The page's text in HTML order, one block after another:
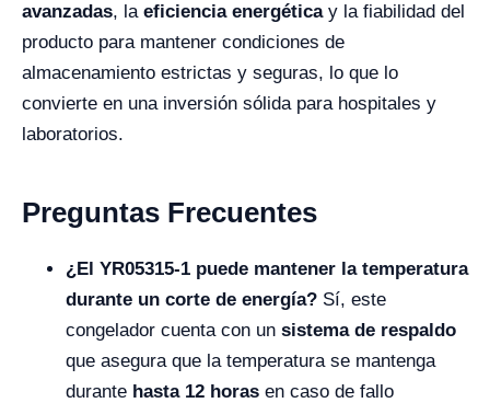
avanzadas, la eficiencia energéticay la fiabilidad del
producto para mantener condiciones de
almacenamiento estrictas y seguras, lo que lo
convierte en una inversión sólida para hospitales y
laboratorios.
Preguntas Frecuentes
¿El YR05315-1 puede mantener la temperatura
durante un corte de energía? Sí, este
congelador cuenta con un sistema de respaldo
que asegura que la temperatura se mantenga
durante hasta 12 horas en caso de fallo